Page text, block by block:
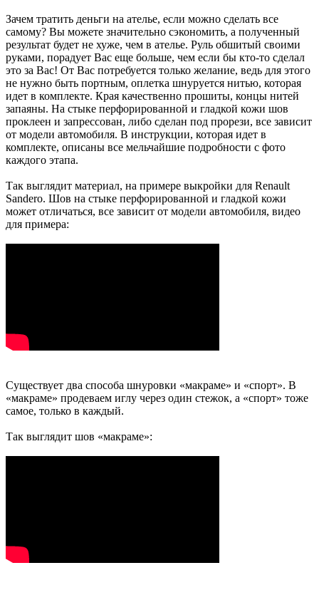
Зачем тратить деньги на ателье, если можно сделать все
самому? Вы можете значительно сэкономить, а полученный
результат будет не хуже, чем в ателье. Руль обшитый своими
руками, порадует Вас еще больше, чем если бы кто-то сделал
это за Вас! От Вас потребуется только желание, ведь для этого
не нужно быть портным, оплетка шнуруется нитью, которая
идет в комплекте. Края качественно прошиты, концы нитей
запаяны. На стыке перфорированной и гладкой кожи шов
проклеен и запрессован, либо сделан под прорези, все зависит
от модели автомобиля. В инструкции, которая идет в
комплекте, описаны все мельчайшие подробности с фото
каждого этапа.
Так выглядит материал, на примере выкройки для Renault
Sandero. Шов на стыке перфорированной и гладкой кожи
может отличаться, все зависит от модели автомобиля, видео
для примера:
Существует два способа шнуровки «макраме» и «спорт». В
«макраме» продеваем иглу через один стежок, а «спорт» тоже
самое, только в каждый.
Так выглядит шов «макраме»: